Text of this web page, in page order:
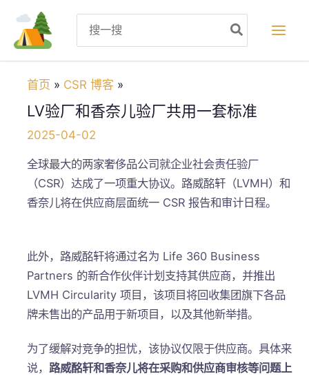
for:
首页 CSR 博客
LV验厂和香奈儿验厂共用一套标准
2025-04-02
全球最大的两家奢侈品公司就企业社会责任验厂
（CSR）达成了一项重大协议。路威酩轩（LVMH）和
香奈儿将在供应商层面统一 CSR 报告和审计日程。
此外，路威酩轩将通过名为 Life 360 Business
Partners 的新合作伙伴计划支持其供应商，并推出
LVMH Circularity 项目，该项目将回收集团旗下各品
牌未售出的产品用于新项目，以及其他新举措。
为了缓解对竞争的担忧，该协议仅限于供应商。具体来
说， 路威酩轩和香奈儿将在采购和供应商审核等问题上